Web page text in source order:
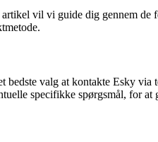
vil vi guide dig gennem
valg at kontakte Esky
specifikke spørgsmål, for at